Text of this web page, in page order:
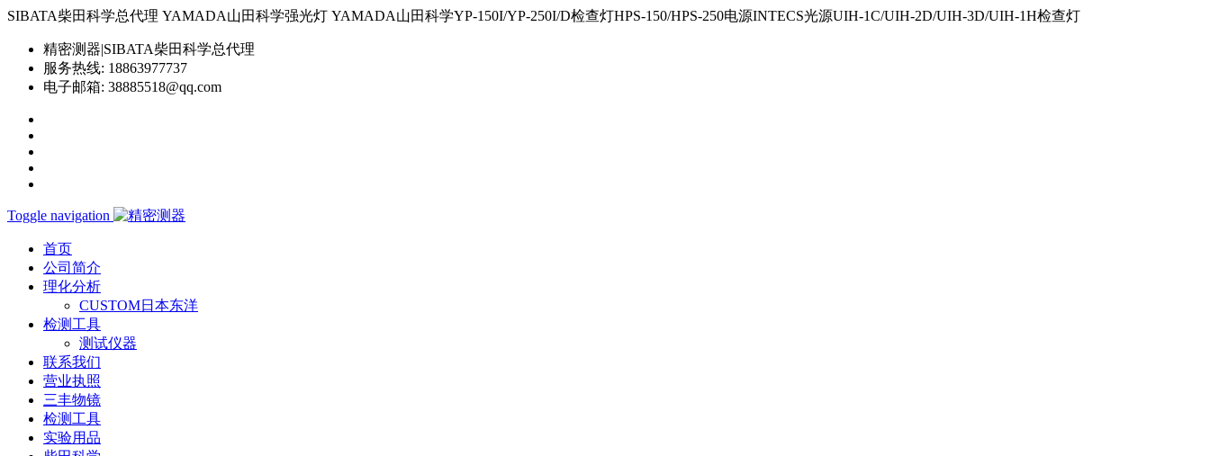
SIBATA柴田科学总代理 YAMADA山田科学强光灯 YAMADA山田科学YP-150I/YP-250I/D检查灯HPS-150/HPS-250电源INTECS光源UIH-1C/UIH-2D/UIH-3D/UIH-1H检查灯
精密测器|SIBATA柴田科学总代理
服务热线: 18863977737
电子邮箱: 38885518@qq.com
Toggle navigation
首页
公司简介
理化分析
CUSTOM日本东洋
检测工具
测试仪器
联系我们
营业执照
三丰物镜
检测工具
实验用品